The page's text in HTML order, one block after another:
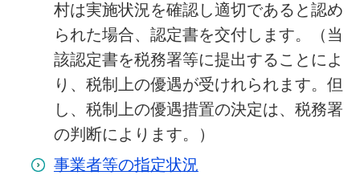
村は実施状況を確認し適切であると認め
られた場合、認定書を交付します。（当
該認定書を税務署等に提出することによ
り、税制上の優遇が受けれられます。但
し、税制上の優遇措置の決定は、税務署
の判断によります。）
事業者等の指定状況